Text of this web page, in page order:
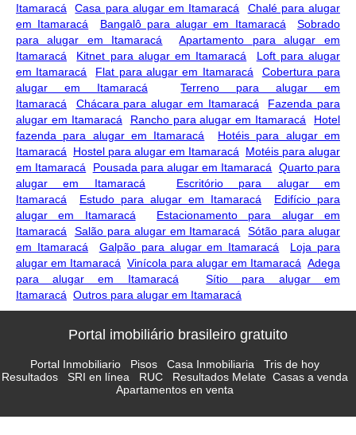
Itamaracá
Casa para alugar em Itamaracá
Chalé para alugar
em Itamaracá
Bangalô para alugar em Itamaracá
Sobrado
para alugar em Itamaracá
Apartamento para alugar em
Itamaracá
Kitnet para alugar em Itamaracá
Loft para alugar
em Itamaracá
Flat para alugar em Itamaracá
Cobertura para
alugar em Itamaracá
Terreno para alugar em
Itamaracá
Chácara para alugar em Itamaracá
Fazenda para
alugar em Itamaracá
Rancho para alugar em Itamaracá
Hotel
fazenda para alugar em Itamaracá
Hotéis para alugar em
Itamaracá
Hostel para alugar em Itamaracá
Motéis para alugar
em Itamaracá
Pousada para alugar em Itamaracá
Quarto para
alugar em Itamaracá
Escritório para alugar em
Itamaracá
Estudo para alugar em Itamaracá
Edifício para
alugar em Itamaracá
Estacionamento para alugar em
Itamaracá
Salão para alugar em Itamaracá
Sótão para alugar
em Itamaracá
Galpão para alugar em Itamaracá
Loja para
alugar em Itamaracá Vinícola para alugar em Itamaracá Adega
para alugar em Itamaracá
Sítio para alugar em
Itamaracá Outros para alugar em Itamaracá
Portal imobiliário brasileiro gratuito
Portal Inmobiliario Pisos Casa Inmobiliaria
Tris de hoy
Resultados
SRI en línea RUC Resultados Melate Casas a venda
Apartamentos en venta